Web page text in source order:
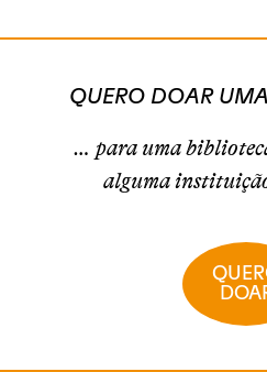
QUERO DOAR
… para uma
alguma